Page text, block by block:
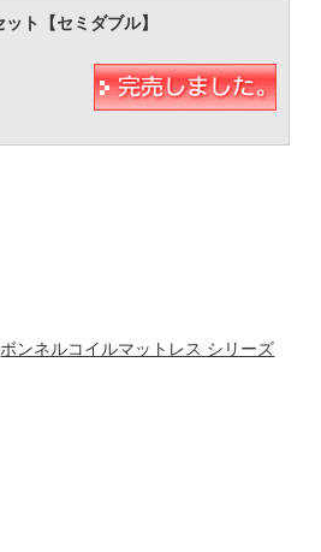
ボンネルコイルマットレス シリーズ